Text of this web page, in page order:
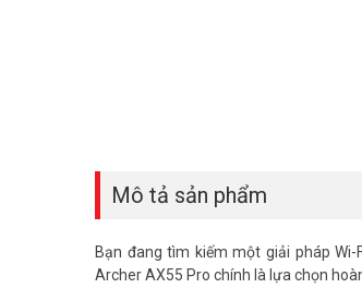
Mô tả sản phẩm
Bạn đang tìm kiếm một giải pháp
Archer AX55 Pro chính là lựa chọn